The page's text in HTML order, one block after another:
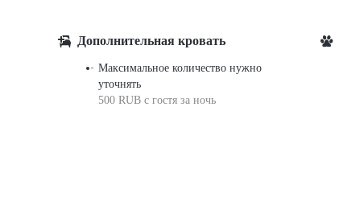
Дополнительная кровать
Максимальное количество нужно
уточнять
500 RUB с гостя за ночь